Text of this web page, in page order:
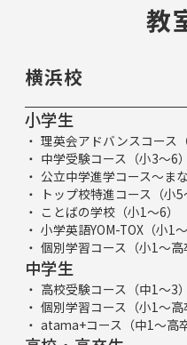
教
横浜校
小学生
理英会アドバンスコース
中学受験コース（小3～6）
公立中学進学コース～ま
トップ校特進コース（小5
ことばの学校（小1～6）
小学英語YOM-TOX（小1～
個別学習コース（小1～高
中学生
高校受験コース（中1～3）
個別学習コース（小1～高
atama+コース（中1～高卒